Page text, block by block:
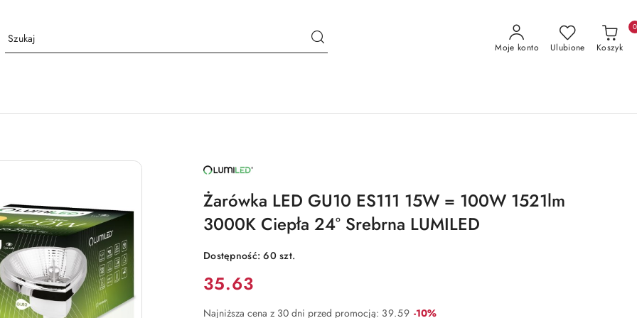
Moje konto Ulubione Koszyk
0
NAZWA
PRODUCENTA:
Żarówka LED GU10 ES111 15W = 100W 1521lm
3000K Ciepła 24° Srebrna LUMILED
Dostępność:60szt.
Cena:
35.63
Najniższa cena z 30 dni przed promocją: 39.59 Rabat:
-10%